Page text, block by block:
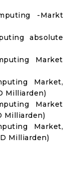
-Markt
absolute
Market
Market,
Milliarden)
Market
Milliarden)
Market,
Milliarden)